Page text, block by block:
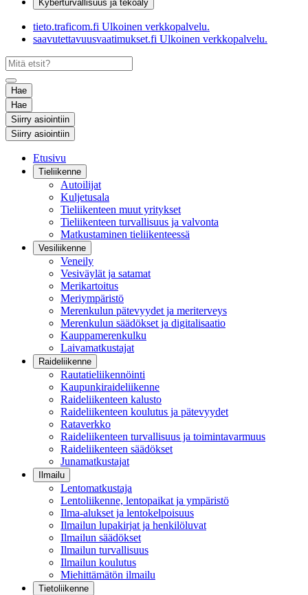
Kyberturvallisuus ja tekoäly
tieto.traficom.fi Ulkoinen verkkopalvelu.
saavutettavuusvaatimukset.fi Ulkoinen verkkopalvelu.
Hae
Hae
Siirry asiointiin
Siirry asiointiin
Etusivu
Tieliikenne
Autoilijat
Kuljetusala
Tieliikenteen muut yritykset
Tieliikenteen turvallisuus ja valvonta
Matkustaminen tieliikenteessä
Vesiliikenne
Veneily
Vesiväylät ja satamat
Merikartoitus
Meriympäristö
Merenkulun pätevyydet ja meriterveys
Merenkulun säädökset ja digitalisaatio
Kauppamerenkulku
Laivamatkustajat
Raideliikenne
Rautatieliikennöinti
Kaupunkiraideliikenne
Raideliikenteen kalusto
Raideliikenteen koulutus ja pätevyydet
Rataverkko
Raideliikenteen turvallisuus ja toimintavarmuus
Raideliikenteen säädökset
Junamatkustajat
Ilmailu
Lentomatkustaja
Lentoliikenne, lentopaikat ja ympäristö
Ilma-alukset ja lentokelpoisuus
Ilmailun lupakirjat ja henkilöluvat
Ilmailun säädökset
Ilmailun turvallisuus
Ilmailun koulutus
Miehittämätön ilmailu
Tietoliikenne